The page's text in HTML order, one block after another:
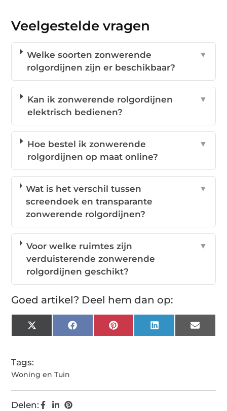
Veelgestelde vragen
Welke soorten zonwerende
rolgordijnen zijn er beschikbaar?
▼
Kan ik zonwerende rolgordijnen
elektrisch bedienen?
▼
Hoe bestel ik zonwerende
rolgordijnen op maat online?
▼
Wat is het verschil tussen
screendoek en transparante
zonwerende rolgordijnen?
▼
Voor welke ruimtes zijn
verduisterende zonwerende
rolgordijnen geschikt?
▼
Goed artikel? Deel hem dan op:
X
(Twitter)
FacebookPinterest LinkedIn Email
Tags:
Woning en Tuin
Delen: